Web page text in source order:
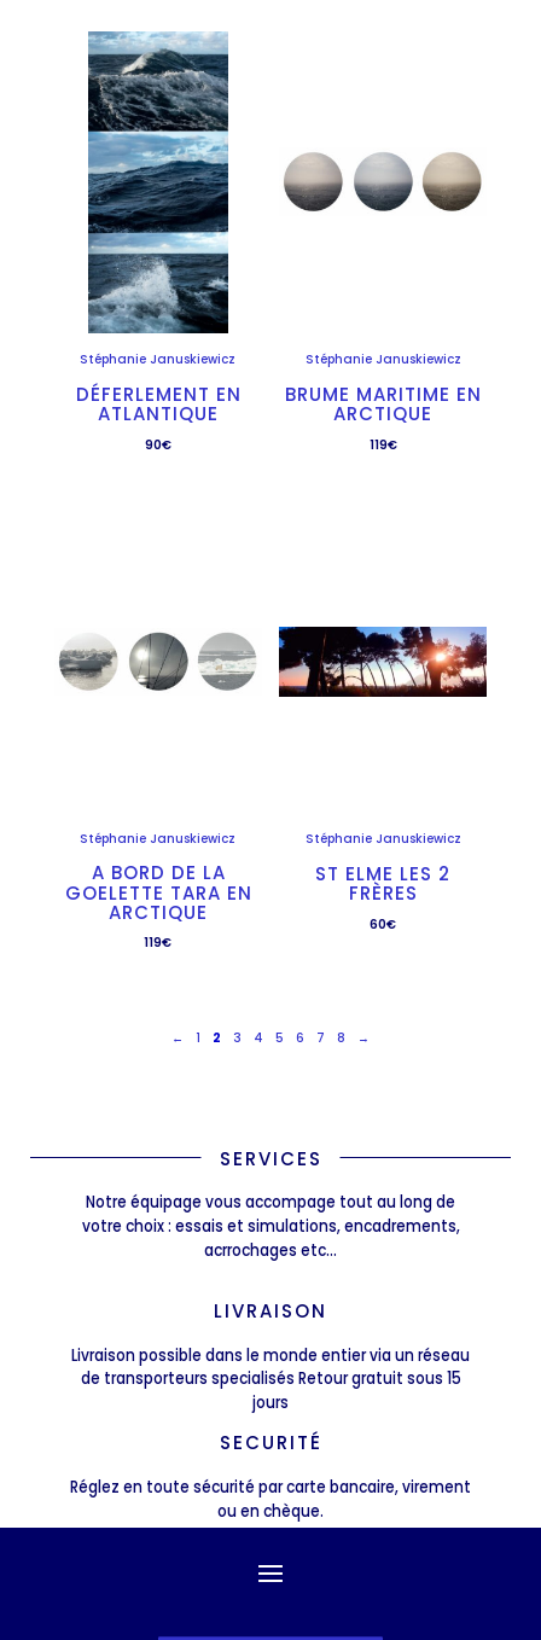
Stéphanie Januskiewicz
DÉFERLEMENT EN
ATLANTIQUE
90€
Stéphanie Januskiewicz
BRUME MARITIME EN
ARCTIQUE
119€
Stéphanie Januskiewicz
A BORD DE LA
GOELETTE TARA EN
ARCTIQUE
119€
Stéphanie Januskiewicz
ST ELME LES 2
FRÈRES
60€
← 1 2 3 4 5 6 7 8 →
SERVICES
Notre équipage vous accompage tout au long de
votre choix : essais et simulations, encadrements,
acrrochages etc...
LIVRAISON
Livraison possible dans le monde entier via un réseau
de transporteurs specialisés Retour gratuit sous 15
jours
SECURITÉ
Réglez en toute sécurité par carte bancaire, virement
ou en chèque.